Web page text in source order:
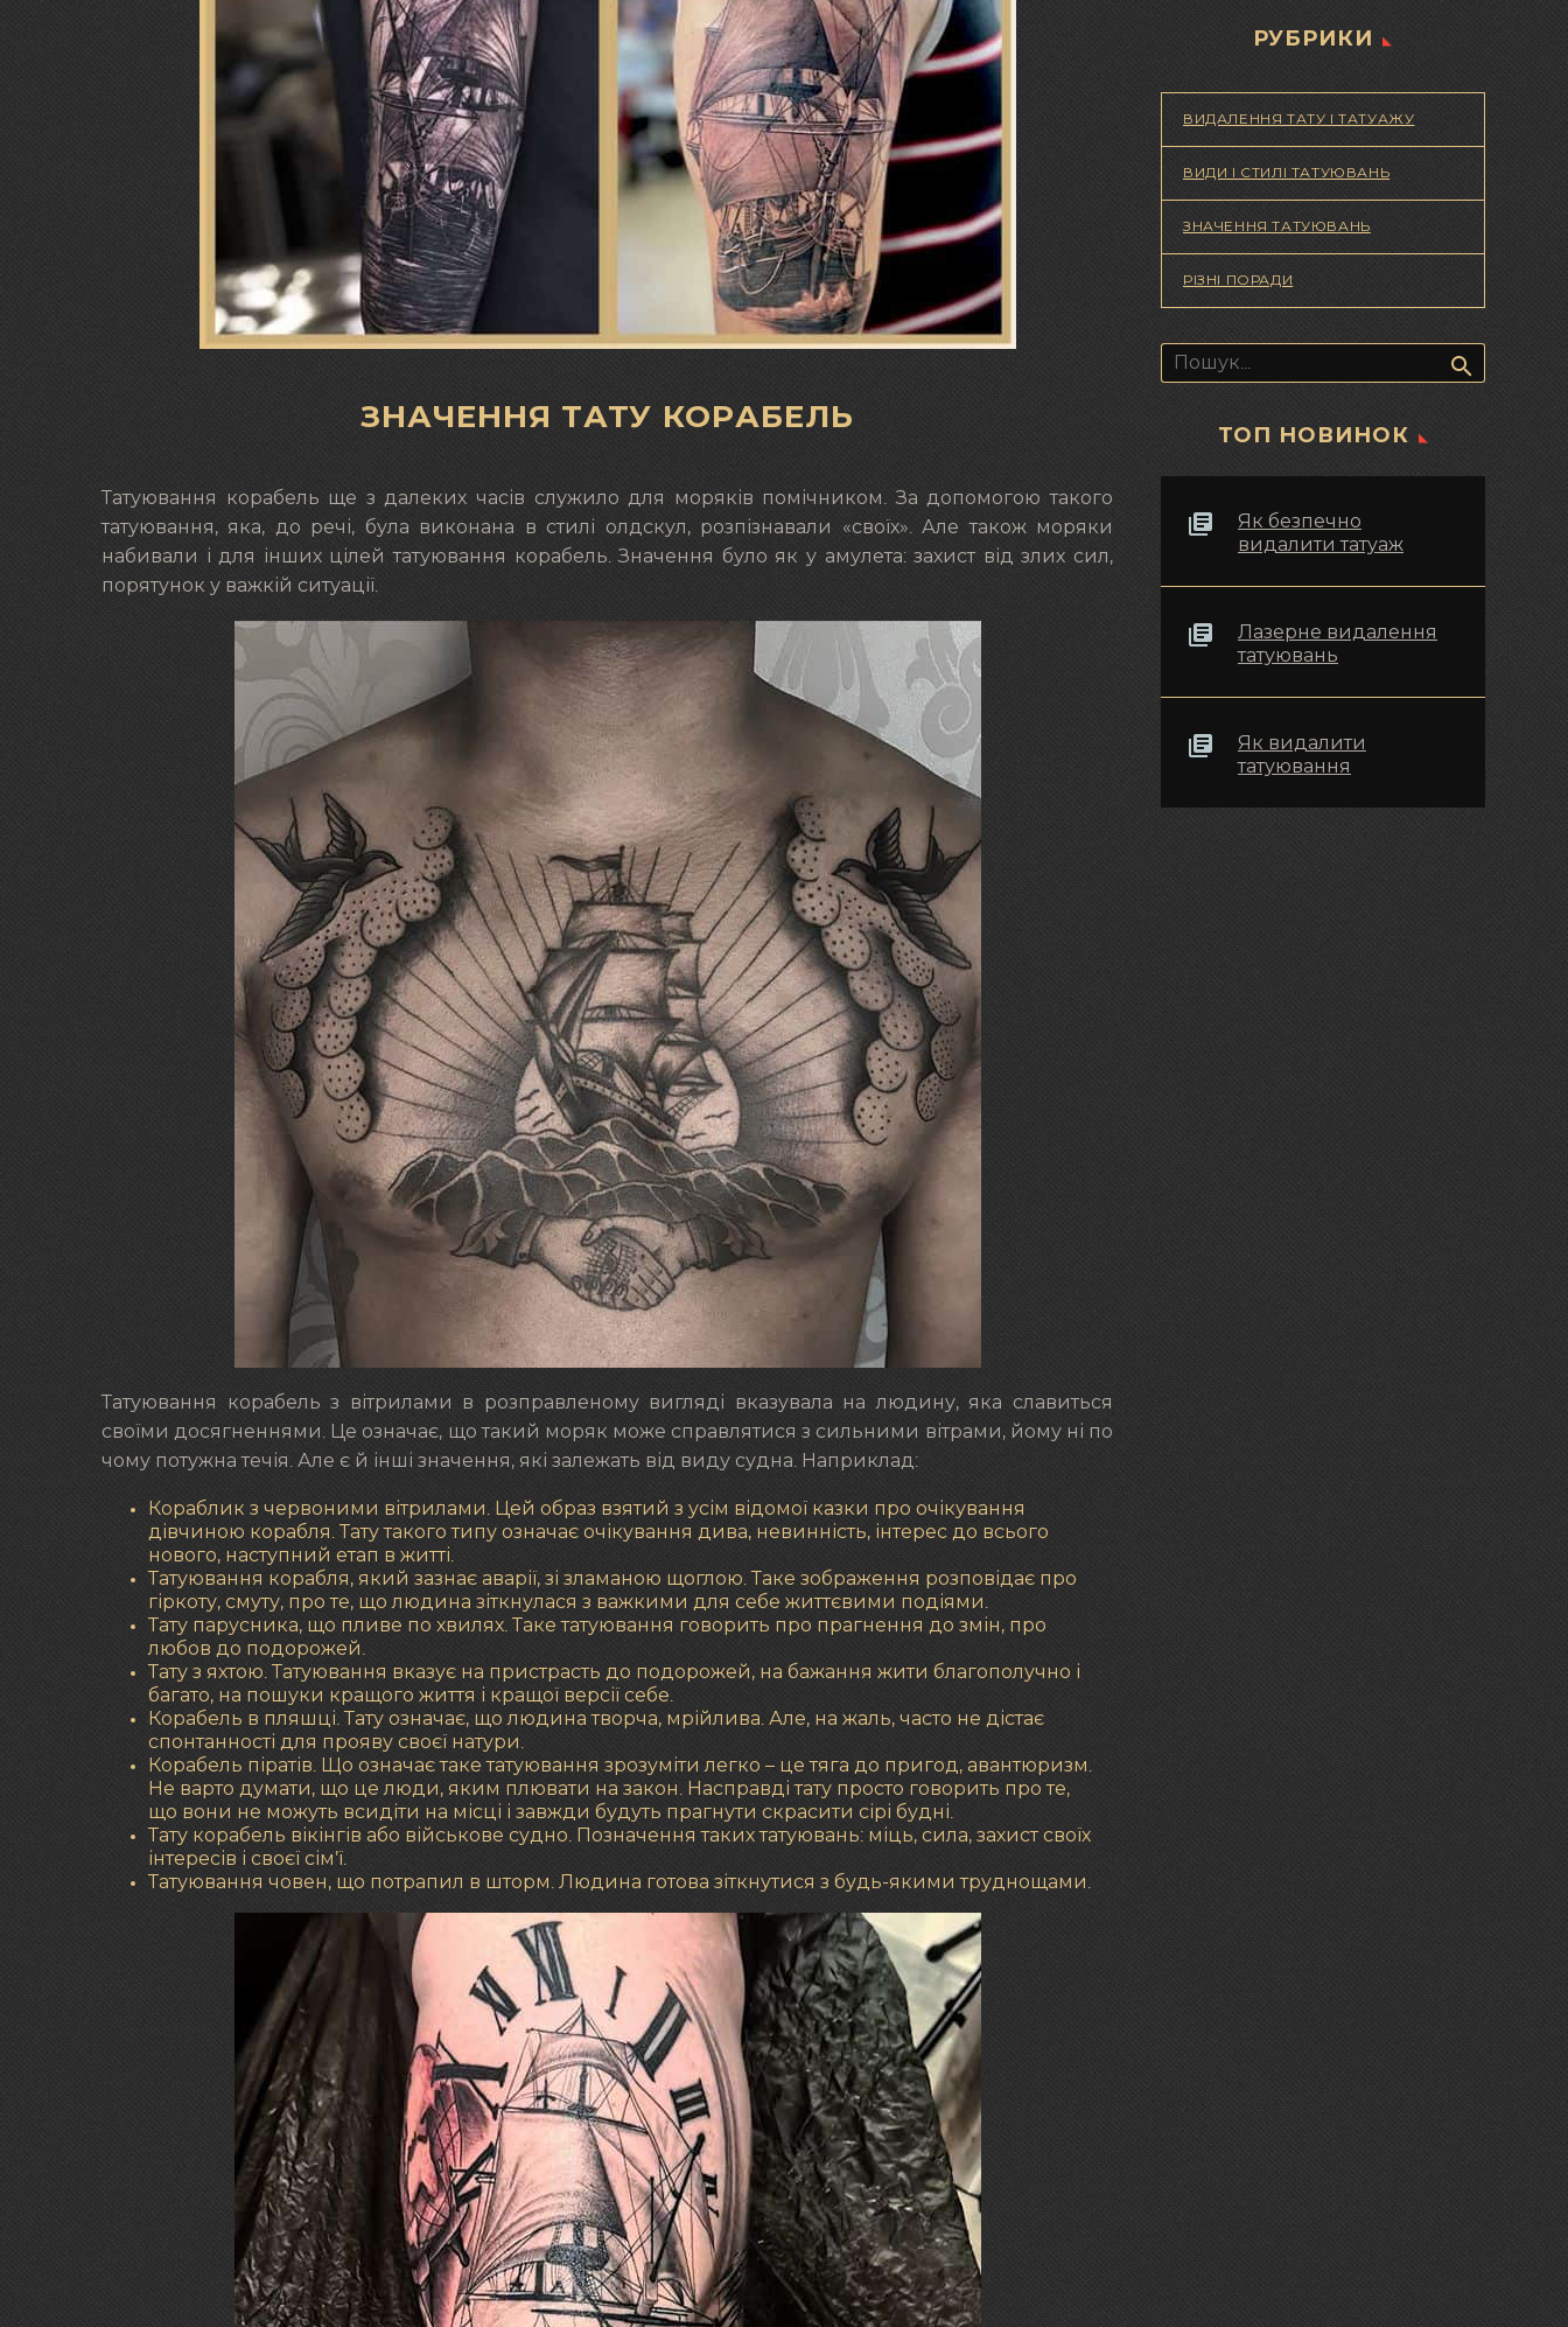
ЗНАЧЕННЯ ТАТУ КОРАБЕЛЬ
Татуювання корабель ще з далеких часів служило для моряків помічником. За допомогою такого
татуювання, яка, до речі, була виконана в стилі олдскул, розпізнавали «своїх». Але також моряки
набивали і для інших цілей татуювання корабель. Значення було як у амулета: захист від злих сил,
порятунок у важкій ситуації.
Татуювання корабель з вітрилами в розправленому вигляді вказувала на людину, яка славиться
своїми досягненнями. Це означає, що такий моряк може справлятися з сильними вітрами, йому ні по
чому потужна течія. Але є й інші значення, які залежать від виду судна. Наприклад:
Кораблик з червоними вітрилами. Цей образ взятий з усім відомої казки про очікування
дівчиною корабля. Тату такого типу означає очікування дива, невинність, інтерес до всього
нового, наступний етап в житті.
Татуювання корабля, який зазнає аварії, зі зламаною щоглою. Таке зображення розповідає про
гіркоту, смуту, про те, що людина зіткнулася з важкими для себе життєвими подіями.
Тату парусника, що пливе по хвилях. Таке татуювання говорить про прагнення до змін, про
любов до подорожей.
Тату з яхтою. Татуювання вказує на пристрасть до подорожей, на бажання жити благополучно і
багато, на пошуки кращого життя і кращої версії себе.
Корабель в пляшці. Тату означає, що людина творча, мрійлива. Але, на жаль, часто не дістає
спонтанності для прояву своєї натури.
Корабель піратів. Що означає таке татуювання зрозуміти легко – це тяга до пригод, авантюризм.
Не варто думати, що це люди, яким плювати на закон. Насправді тату просто говорить про те,
що вони не можуть всидіти на місці і завжди будуть прагнути скрасити сірі будні.
Тату корабель вікінгів або військове судно. Позначення таких татуювань: міць, сила, захист своїх
інтересів і своєї сім’ї.
Татуювання човен, що потрапил в шторм. Людина готова зіткнутися з будь-якими труднощами.
РУБРИКИ
ВИДАЛЕННЯ ТАТУ І ТАТУАЖУ
ВИДИ І СТИЛІ ТАТУЮВАНЬ
ЗНАЧЕННЯ ТАТУЮВАНЬ
РІЗНІ ПОРАДИ
Пошук:
ТОП НОВИНОК
Як безпечно
видалити татуаж
Лазерне видалення
татуювань
Як видалити
татуювання